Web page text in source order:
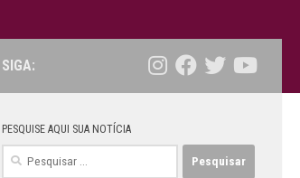
SIGA:
PESQUISE AQUI SUA NOTÍCIA
Pesquisar